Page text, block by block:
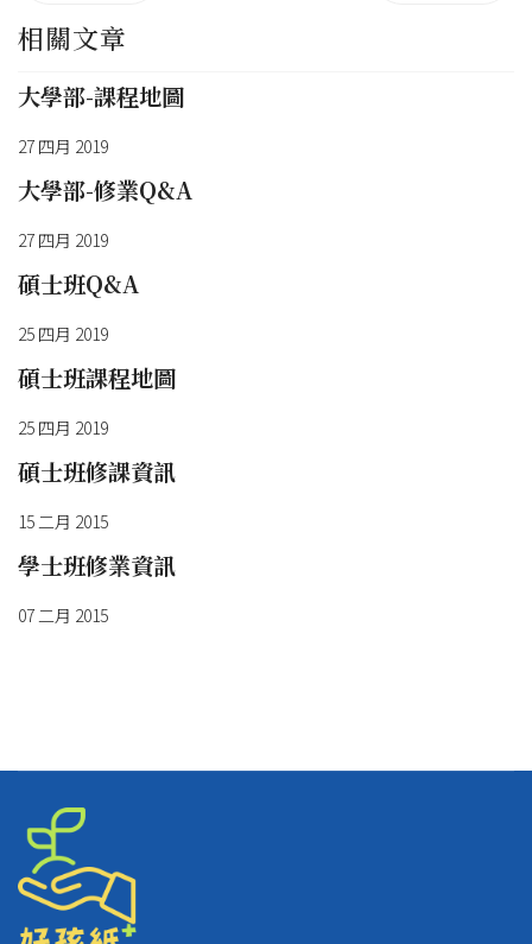
相關文章
大學部-課程地圖
27 四月 2019
大學部-修業Q&A
27 四月 2019
碩士班Q&A
25 四月 2019
碩士班課程地圖
25 四月 2019
碩士班修課資訊
15 二月 2015
學士班修業資訊
07 二月 2015